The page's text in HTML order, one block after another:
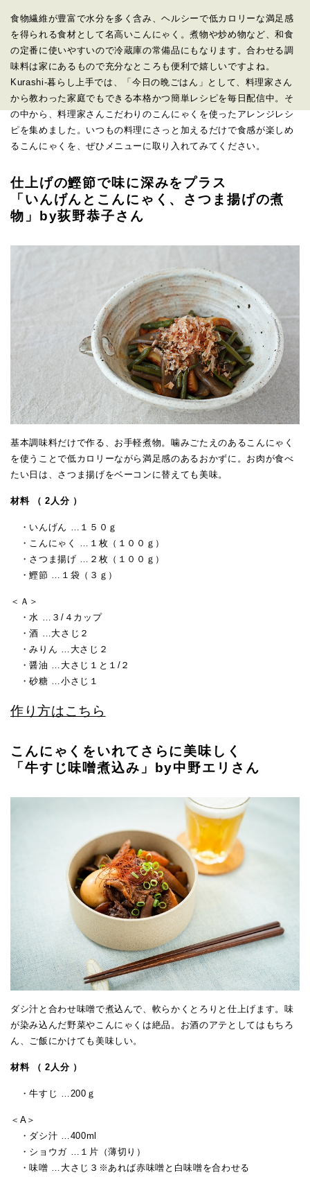
食物繊維が豊富で水分を多く含み、ヘルシーで低カロリーな満足感
を得られる食材として名高いこんにゃく。煮物や炒め物など、和食
の定番に使いやすいので冷蔵庫の常備品にもなります。合わせる調
味料は家にあるもので充分なところも便利で嬉しいですよね。
Kurashi-暮らし上手では、「今日の晩ごはん」として、料理家さん
から教わった家庭でもできる本格かつ簡単レシピを毎日配信中。そ
の中から、料理家さんこだわりのこんにゃくを使ったアレンジレシ
ピを集めました。いつもの料理にさっと加えるだけで食感が楽しめ
るこんにゃくを、ぜひメニューに取り入れてみてください。
仕上げの鰹節で味に深みをプラス
「いんげんとこんにゃく、さつま揚げの煮
物」by荻野恭子さん
基本調味料だけで作る、お手軽煮物。噛みごたえのあるこんにゃく
を使うことで低カロリーながら満足感のあるおかずに。お肉が食べ
たい日は、さつま揚げをベーコンに替えても美味。
材料 （ 2人分 ）
・いんげん …１５０ｇ
・こんにゃく …１枚（１００ｇ）
・さつま揚げ …２枚（１００ｇ）
・鰹節 …１袋（３ｇ）
＜Ａ＞
・水 …３/４カップ
・酒 …大さじ２
・みりん …大さじ２
・醤油 …大さじ１と１/２
・砂糖 …小さじ１
作り方はこちら
こんにゃくをいれてさらに美味しく
「牛すじ味噌煮込み」by中野エリさん
ダシ汁と合わせ味噌で煮込んで、軟らかくとろりと仕上げます。味
が染み込んだ野菜やこんにゃくは絶品。お酒のアテとしてはもちろ
ん、ご飯にかけても美味しい。
材料 （ 2人分 ）
・牛すじ …200ｇ
＜A＞
・ダシ汁 …400ml
・ショウガ …１片（薄切り）
・味噌 …大さじ３※あれば赤味噌と白味噌を合わせる